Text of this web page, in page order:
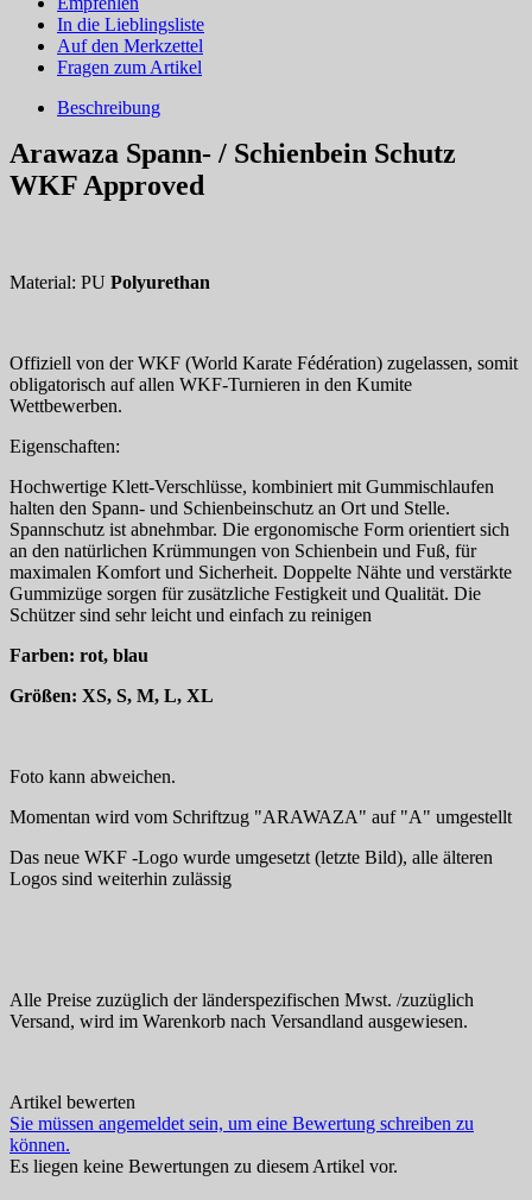
In die Lieblingsliste
Auf den Merkzettel
Fragen zum Artikel
Beschreibung
Arawaza Spann- / Schienbein Schutz
WKF Approved
Material: PU Polyurethan
Offiziell von der WKF (World Karate Fédération) zugelassen, somit
obligatorisch auf allen WKF-Turnieren in den Kumite
Wettbewerben.
Eigenschaften:
Hochwertige Klett-Verschlüsse, kombiniert mit Gummischlaufen
halten den Spann- und Schienbeinschutz an Ort und Stelle.
Spannschutz ist abnehmbar. Die ergonomische Form orientiert sich
an den natürlichen Krümmungen von Schienbein und Fuß, für
maximalen Komfort und Sicherheit. Doppelte Nähte und verstärkte
Gummizüge sorgen für zusätzliche Festigkeit und Qualität. Die
Schützer sind sehr leicht und einfach zu reinigen
Farben: rot, blau
Größen: XS, S, M, L, XL
Foto kann abweichen.
Momentan wird vom Schriftzug "ARAWAZA" auf "A" umgestellt
Das neue WKF -Logo wurde umgesetzt (letzte Bild), alle älteren
Logos sind weiterhin zulässig
Alle Preise zuzüglich der länderspezifischen Mwst. /zuzüglich
Versand, wird im Warenkorb nach Versandland ausgewiesen.
Artikel bewerten
Sie müssen angemeldet sein, um eine Bewertung schreiben zu
können.
Es liegen keine Bewertungen zu diesem Artikel vor.